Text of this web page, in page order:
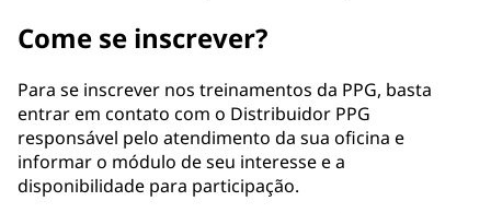
Come se inscrever?
Para se inscrever nos treinamentos da PPG, basta
entrar em contato com o Distribuidor PPG
responsável pelo atendimento da sua oficina e
informar o módulo de seu interesse e a
disponibilidade para participação.